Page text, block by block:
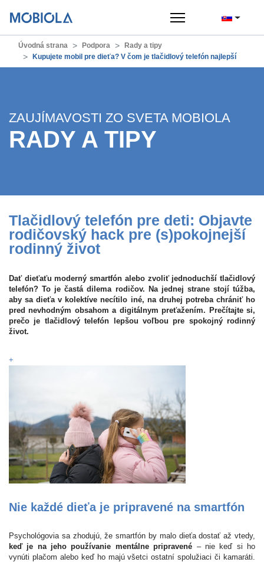
Úvodná strana Podpora
Rady a tipy
Kupujete mobil pre dieťa? V čom je tlačidlový telefón najlepší
ZAUJÍMAVOSTI ZO SVETA MOBIOLA
RADY A TIPY
Tlačidlový telefón pre deti: Objavte
rodičovský hack pre (s)pokojnejší
rodinný život
Dať dieťaťu moderný smartfón alebo zvoliť jednoduchší tlačidlový
telefón? To je častá dilema rodičov. Na jednej strane stojí túžba,
aby sa dieťa v kolektíve necítilo iné, na druhej potreba chrániť ho
pred nevhodným obsahom a digitálnym preťažením. Prečítajte si,
prečo je tlačidlový telefón lepšou voľbou pre spokojný rodinný
život.
+
Nie každé dieťa je pripravené na smartfón
Psychológovia sa zhodujú, že smartfón by malo dieťa dostať až vtedy,
keď je na jeho používanie mentálne pripravené – nie keď si ho
vynúti plačom alebo keď ho majú všetci ostatní spolužiaci či kamaráti.